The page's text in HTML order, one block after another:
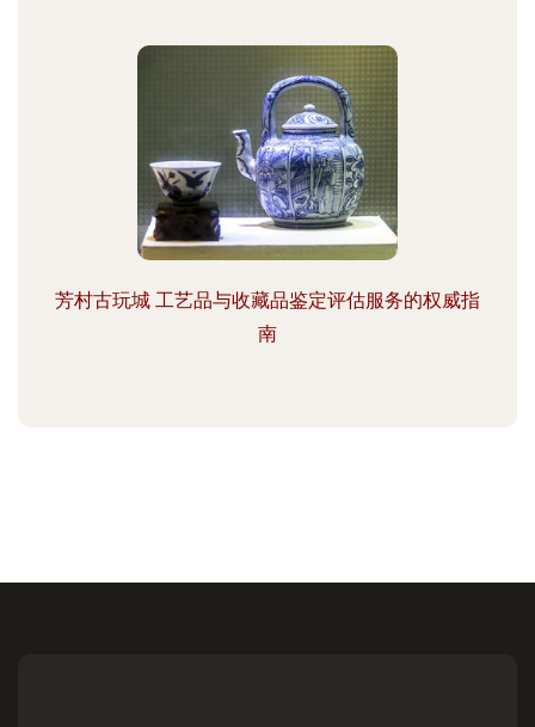
芳村古玩城 工艺品与收藏品鉴定评估服务的权威指
南